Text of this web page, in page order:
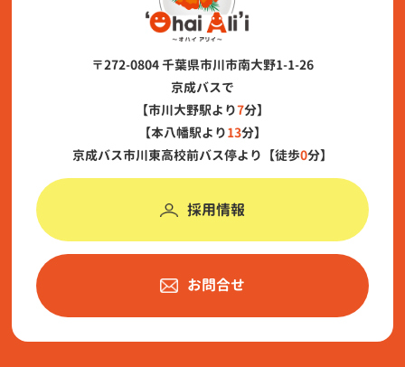
〒272-0804 千葉県市川市南大野1-1-26
京成バスで
【市川大野駅より7分】
【本八幡駅より13分】
京成バス市川東高校前バス停より【徒歩0分】
採用情報
お問合せ